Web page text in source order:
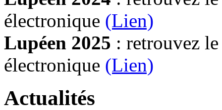
électronique (Lien)
Lupéen 2025 : retrouvez
électronique (Lien)
Actualités